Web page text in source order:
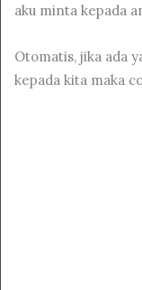
aku minta kepada
Otomatis, jika ada
kepada kita maka